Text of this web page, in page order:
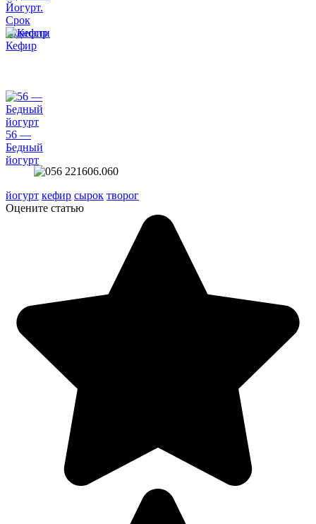
Йогурт.
Срок
годности
Кефир
56 —
Бедный
йогурт
йогурт кефир сырок творог
Оцените статью